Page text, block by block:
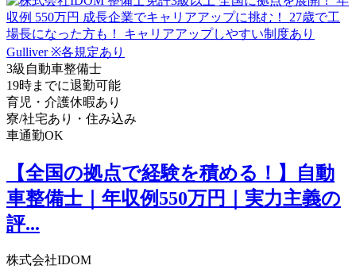
3級自動車整備士
19時までに退勤可能
育児・介護休暇あり
寮/社宅あり・住み込み
車通勤OK
【全国の拠点で経験を積める！】自動
車整備士｜年収例550万円｜実力主義の
評...
株式会社IDOM